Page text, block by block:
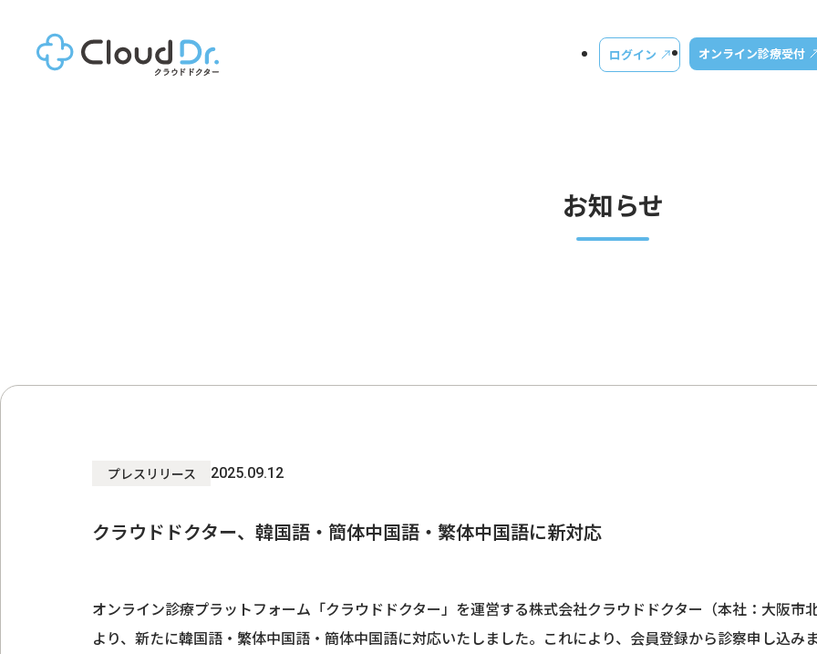
ログイン オンライン診療受付
お知らせ
プレスリリース 2025.09.12
クラウドドクター、韓国語・簡体中国語・繁体中国語に新対応
オンライン診療プラットフォーム「クラウドドクター」を運営する株式会社クラウドドクター（本社：大阪市
より、新たに韓国語・繁体中国語・簡体中国語に対応いたしました。これにより、会員登録から診察申し込み